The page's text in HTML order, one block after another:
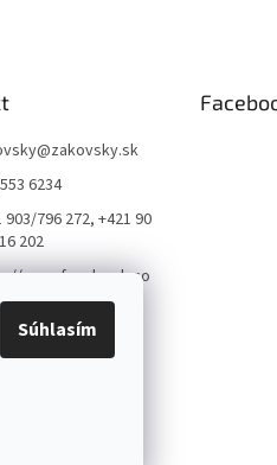
Súhlasím
@zakovsky.sk
6234
903/796 272, +421 90
202
www.facebook.co